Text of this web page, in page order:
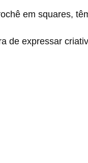
em squares,
expressar